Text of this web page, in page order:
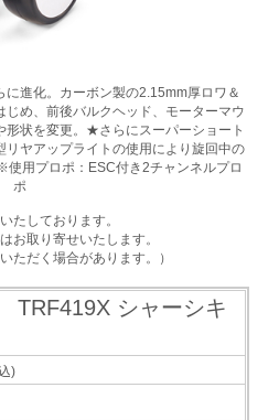
進化。カーボン製の2.15mm厚ロワ＆
め、前後バルクヘッド、モーターマウ
形状を変更。★さらにスーパーショート
ヤアップライトの使用により旋回中の
用プロポ：ESC付き2チャンネルプロ
ポ
たしております。
お取り寄せいたします。
ただく場合があります。）
TRF419X シャーシキ
)